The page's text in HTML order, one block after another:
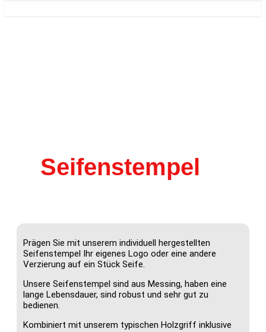
Seifenstempel
Prägen Sie mit unserem individuell hergestellten
Seifenstempel Ihr eigenes Logo oder eine andere
Verzierung auf ein Stück Seife.
Unsere Seifenstempel sind aus Messing, haben eine
lange Lebensdauer, sind robust und sehr gut zu
bedienen.
Kombiniert mit unserem typischen Holzgriff inklusive